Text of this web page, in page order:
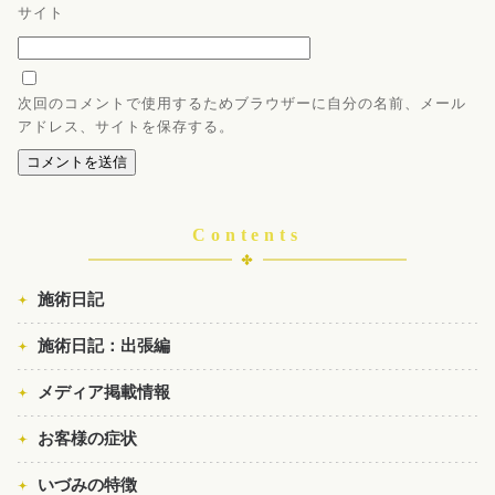
サイト
次回のコメントで使用するためブラウザーに自分の名前、メール
アドレス、サイトを保存する。
Contents
施術日記
施術日記：出張編
メディア掲載情報
お客様の症状
いづみの特徴